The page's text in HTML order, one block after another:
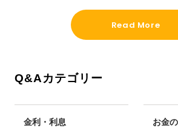
Read More
Q&Aカテゴリー
金利・利息 お金